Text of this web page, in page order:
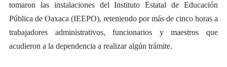
tomaron las instalaciones del Instituto Estatal de Educación
Pública de Oaxaca (IEEPO), reteniendo por más de cinco horas a
trabajadores administrativos, funcionarios y maestros que
acudieron a la dependencia a realizar algún trámite.